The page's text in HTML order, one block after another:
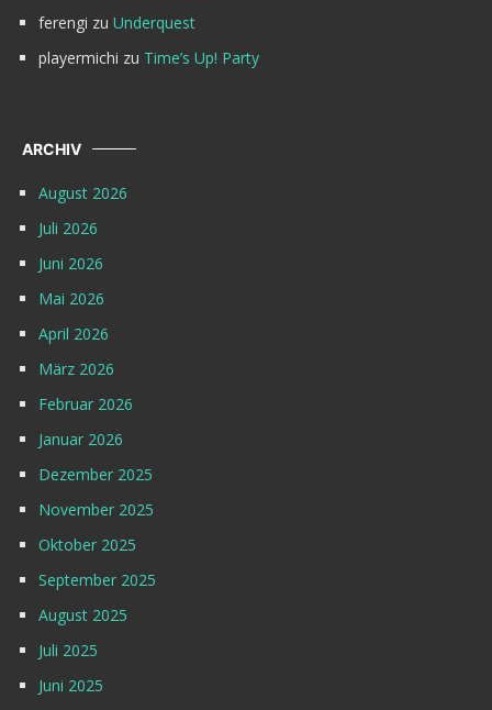
ferengi zu Underquest
playermichi zu Time’s Up! Party
ARCHIV
August 2026
Juli 2026
Juni 2026
Mai 2026
April 2026
März 2026
Februar 2026
Januar 2026
Dezember 2025
November 2025
Oktober 2025
September 2025
August 2025
Juli 2025
Juni 2025